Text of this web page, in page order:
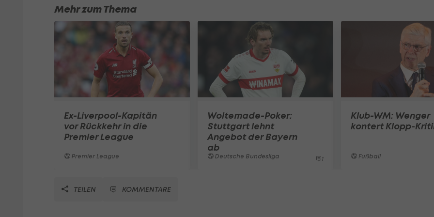
Mehr zum Thema
Ex-Liverpool-Kapitän
vor Rückkehr in die
Premier League
Premier League
Woltemade-Poker:
Stuttgart lehnt
Angebot der Bayern
ab
Deutsche Bundesliga 1
Klub-WM: Wenger
kontert Klopp-
Fußball
TEILEN KOMMENTARE